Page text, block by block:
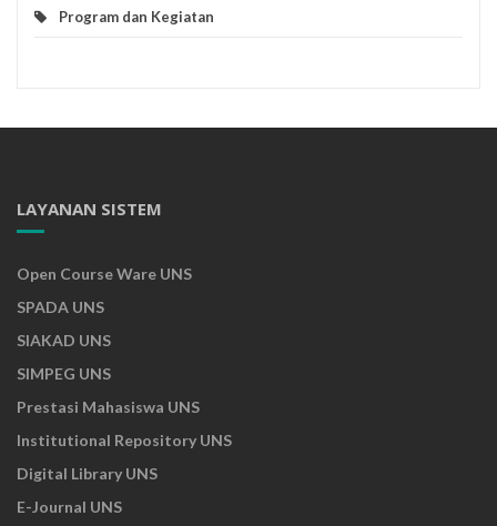
Program dan Kegiatan
LAYANAN SISTEM
Open Course Ware UNS
SPADA UNS
SIAKAD UNS
SIMPEG UNS
Prestasi Mahasiswa UNS
Institutional Repository UNS
Digital Library UNS
E-Journal UNS